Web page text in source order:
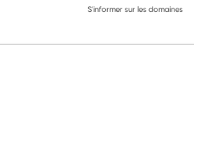
S'informer sur les domaines